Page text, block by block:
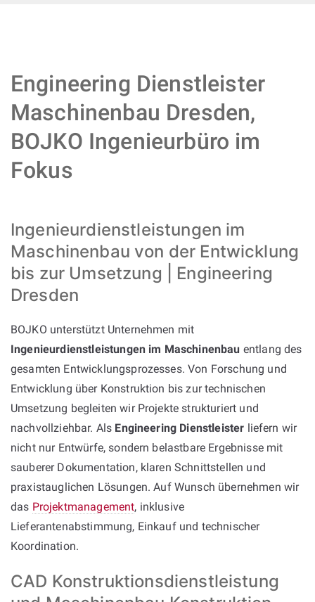
Engineering Dienstleister
Maschinenbau Dresden,
BOJKO Ingenieurbüro im
Fokus
Ingenieurdienstleistungen im
Maschinenbau von der Entwicklung
bis zur Umsetzung | Engineering
Dresden
BOJKO unterstützt Unternehmen mit
Ingenieurdienstleistungen im Maschinenbau entlang des
gesamten Entwicklungsprozesses. Von Forschung und
Entwicklung über Konstruktion bis zur technischen
Umsetzung begleiten wir Projekte strukturiert und
nachvollziehbar. Als Engineering Dienstleister liefern wir
nicht nur Entwürfe, sondern belastbare Ergebnisse mit
sauberer Dokumentation, klaren Schnittstellen und
praxistauglichen Lösungen. Auf Wunsch übernehmen wir
das Projektmanagement, inklusive
Lieferantenabstimmung, Einkauf und technischer
Koordination.
CAD Konstruktionsdienstleistung